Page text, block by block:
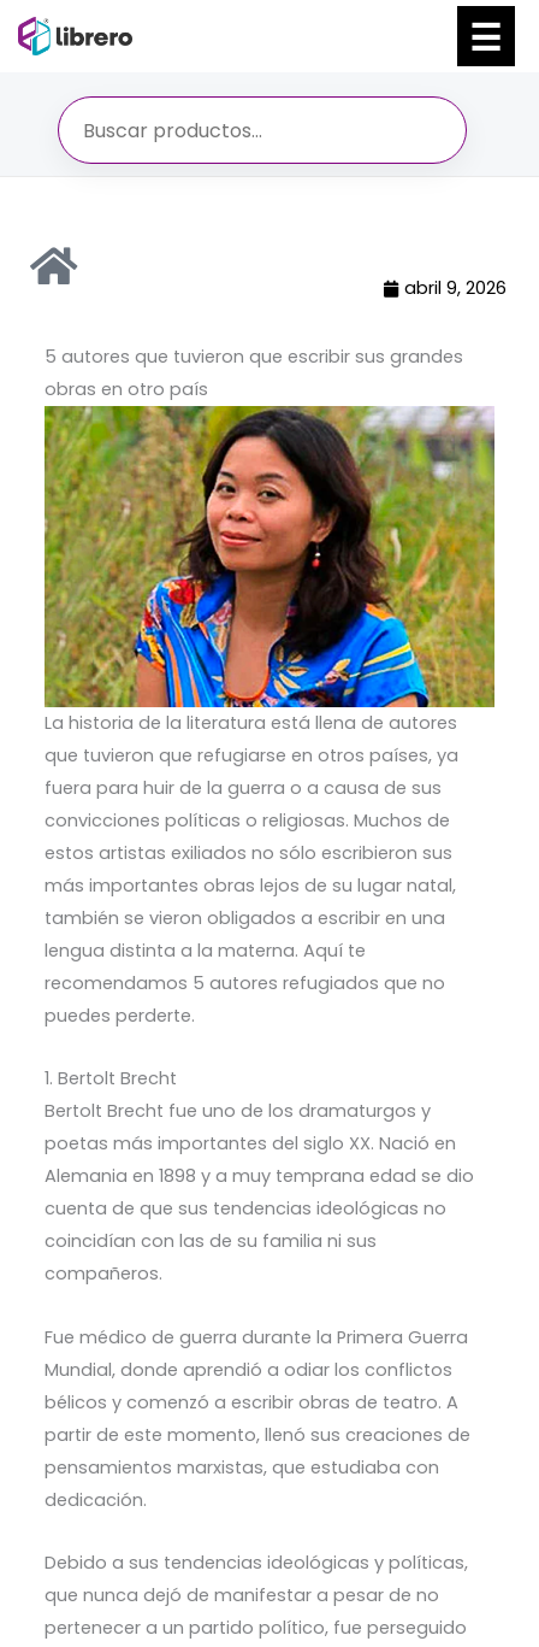
abril 9, 2026
5 autores que tuvieron que escribir sus grandes
obras en otro país
La historia de la literatura está llena de autores
que tuvieron que refugiarse en otros países, ya
fuera para huir de la guerra o a causa de sus
convicciones políticas o religiosas. Muchos de
estos artistas exiliados no sólo escribieron sus
más importantes obras lejos de su lugar natal,
también se vieron obligados a escribir en una
lengua distinta a la materna. Aquí te
recomendamos 5 autores refugiados que no
puedes perderte.
1. Bertolt Brecht
Bertolt Brecht fue uno de los dramaturgos y
poetas más importantes del siglo XX. Nació en
Alemania en 1898 y a muy temprana edad se dio
cuenta de que sus tendencias ideológicas no
coincidían con las de su familia ni sus
compañeros.
Fue médico de guerra durante la Primera Guerra
Mundial, donde aprendió a odiar los conflictos
bélicos y comenzó a escribir obras de teatro. A
partir de este momento, llenó sus creaciones de
pensamientos marxistas, que estudiaba con
dedicación.
Debido a sus tendencias ideológicas y políticas,
que nunca dejó de manifestar a pesar de no
pertenecer a un partido político, fue perseguido